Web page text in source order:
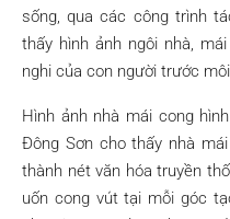
sống, qua các công trình
thấy hình ảnh ngôi nhà,
nghi của con người trước
Hình ảnh nhà mái cong
Đông Sơn cho thấy nhà
thành nét văn hóa truyền
uốn cong vút tại mỗi góc